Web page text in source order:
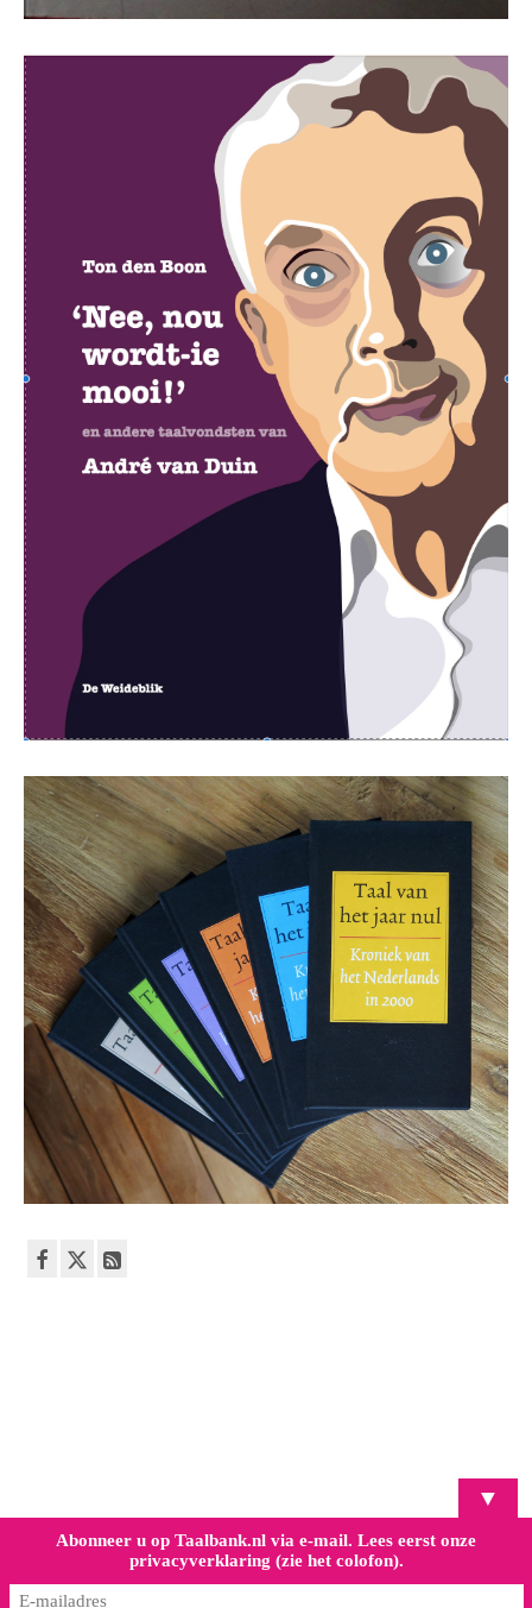
▼
Abonneer u op Taalbank.nl via e-mail. Lees eerst onze
privacyverklaring (zie het colofon).